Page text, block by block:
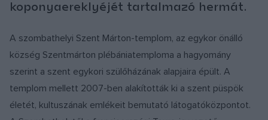
koponyaereklyéjét tartalmazó hermát.
A szombathelyi Szent Márton-templom, az egykor önálló
község Szentmárton plébániatemploma a hagyomány
szerint a szent egykori szülőházának alapjaira épült. A
templom mellett 2007-ben alakították ki a szent püspök
életét, kultuszának emlékeit bemutató látogatóközpontot.